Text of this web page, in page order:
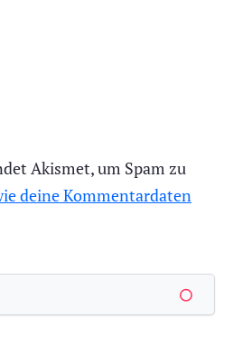
Akismet, um Spam zu
deine Kommentardaten